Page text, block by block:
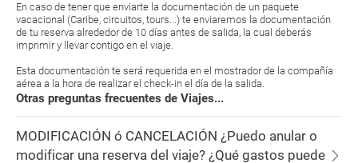
En caso de tener que enviarte la documentación de un paquete
vacacional (Caribe, circuitos, tours...) te enviaremos la documentación
de tu reserva alrededor de 10 días antes de salida, la cual deberás
imprimir y llevar contigo en el viaje.
Esta documentación te será requerida en el mostrador de la compañía
aérea a la hora de realizar el check-in el día de la salida.
Otras preguntas frecuentes de Viajes...
MODIFICACIÓN ó CANCELACIÓN ¿Puedo anular o
modificar una reserva del viaje? ¿Qué gastos puede